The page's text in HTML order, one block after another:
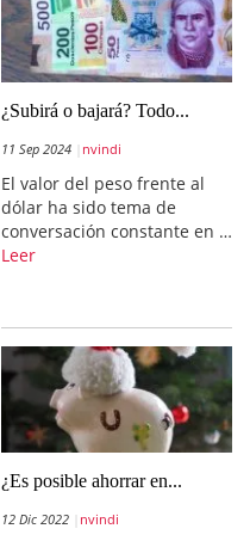
¿Subirá o bajará? Todo...
11 Sep 2024 nvindi
El valor del peso frente al
dólar ha sido tema de
conversación constante en …
Leer
¿Es posible ahorrar en...
12 Dic 2022 nvindi